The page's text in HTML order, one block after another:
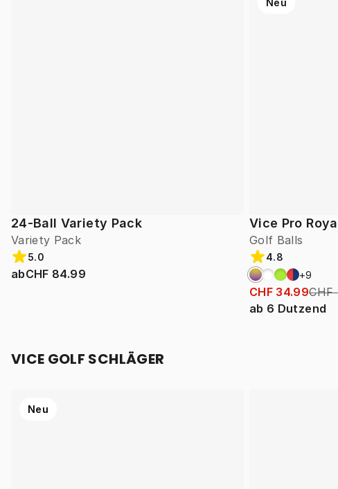
24-Ball Variety Pack
Variety Pack
5.0
abCHF 84.99
Vice Pro
Golf Balls
Neu
4.8
+9
CHF 34.99CHF
ab 6 Dutzend
VICE GOLF SCHLÄGER
Neu